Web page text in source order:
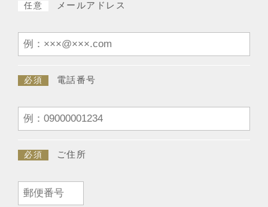
任意 メールアドレス
必須 電話番号
必須 ご住所